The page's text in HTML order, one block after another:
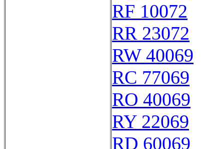
RF 10072
RR 23072
RW 40069
RC 77069
RO 40069
RY 22069
RD 60069